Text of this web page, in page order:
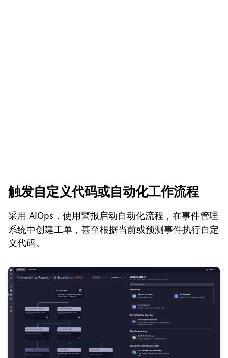
触发自定义代码或自动化工作流程
采用 AIOps，使用警报启动自动化流程，在事件管理
系统中创建工单，甚至根据当前或预测事件执行自定
义代码。